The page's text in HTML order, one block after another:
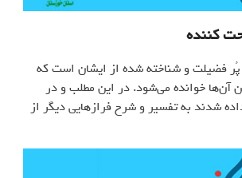
کننده
فضیلت و شناخته شده از ایشان است که
آن‌ها خوانده می‌شود. در این مطلب و در
شدند به تفسیر و شرح فرازهایی دیگر از